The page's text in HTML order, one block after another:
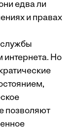
едва ли
и правах
службы
интернета. Но
позволяют